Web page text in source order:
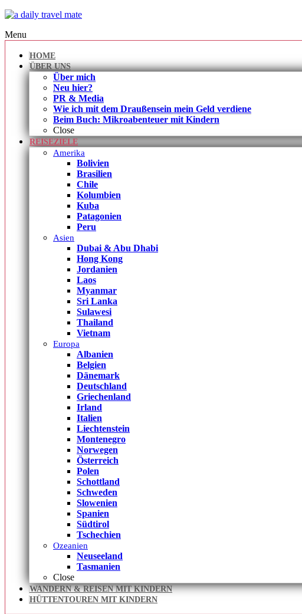
Menu
HOME
ÜBER UNS
Über mich
Neu hier?
PR & Media
Wie ich mit dem Draußensein mein Geld verdiene
Beim Buch: Mikroabenteuer mit Kindern
Close
REISEZIELE
Amerika
Bolivien
Brasilien
Chile
Kolumbien
Kuba
Patagonien
Peru
Asien
Dubai & Abu Dhabi
Hong Kong
Jordanien
Laos
Myanmar
Sri Lanka
Sulawesi
Thailand
Vietnam
Europa
Albanien
Belgien
Dänemark
Deutschland
Griechenland
Irland
Italien
Liechtenstein
Montenegro
Norwegen
Österreich
Polen
Schottland
Schweden
Slowenien
Spanien
Südtirol
Tschechien
Ozeanien
Neuseeland
Tasmanien
Close
WANDERN & REISEN MIT KINDERN
HÜTTENTOUREN MIT KINDERN